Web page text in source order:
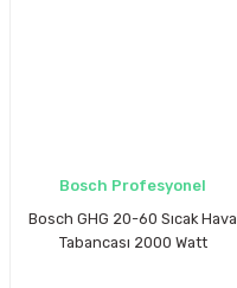
Bosch Profesyonel
Bosch GHG 20-60 Sıcak Hava
Tabancası 2000 Watt